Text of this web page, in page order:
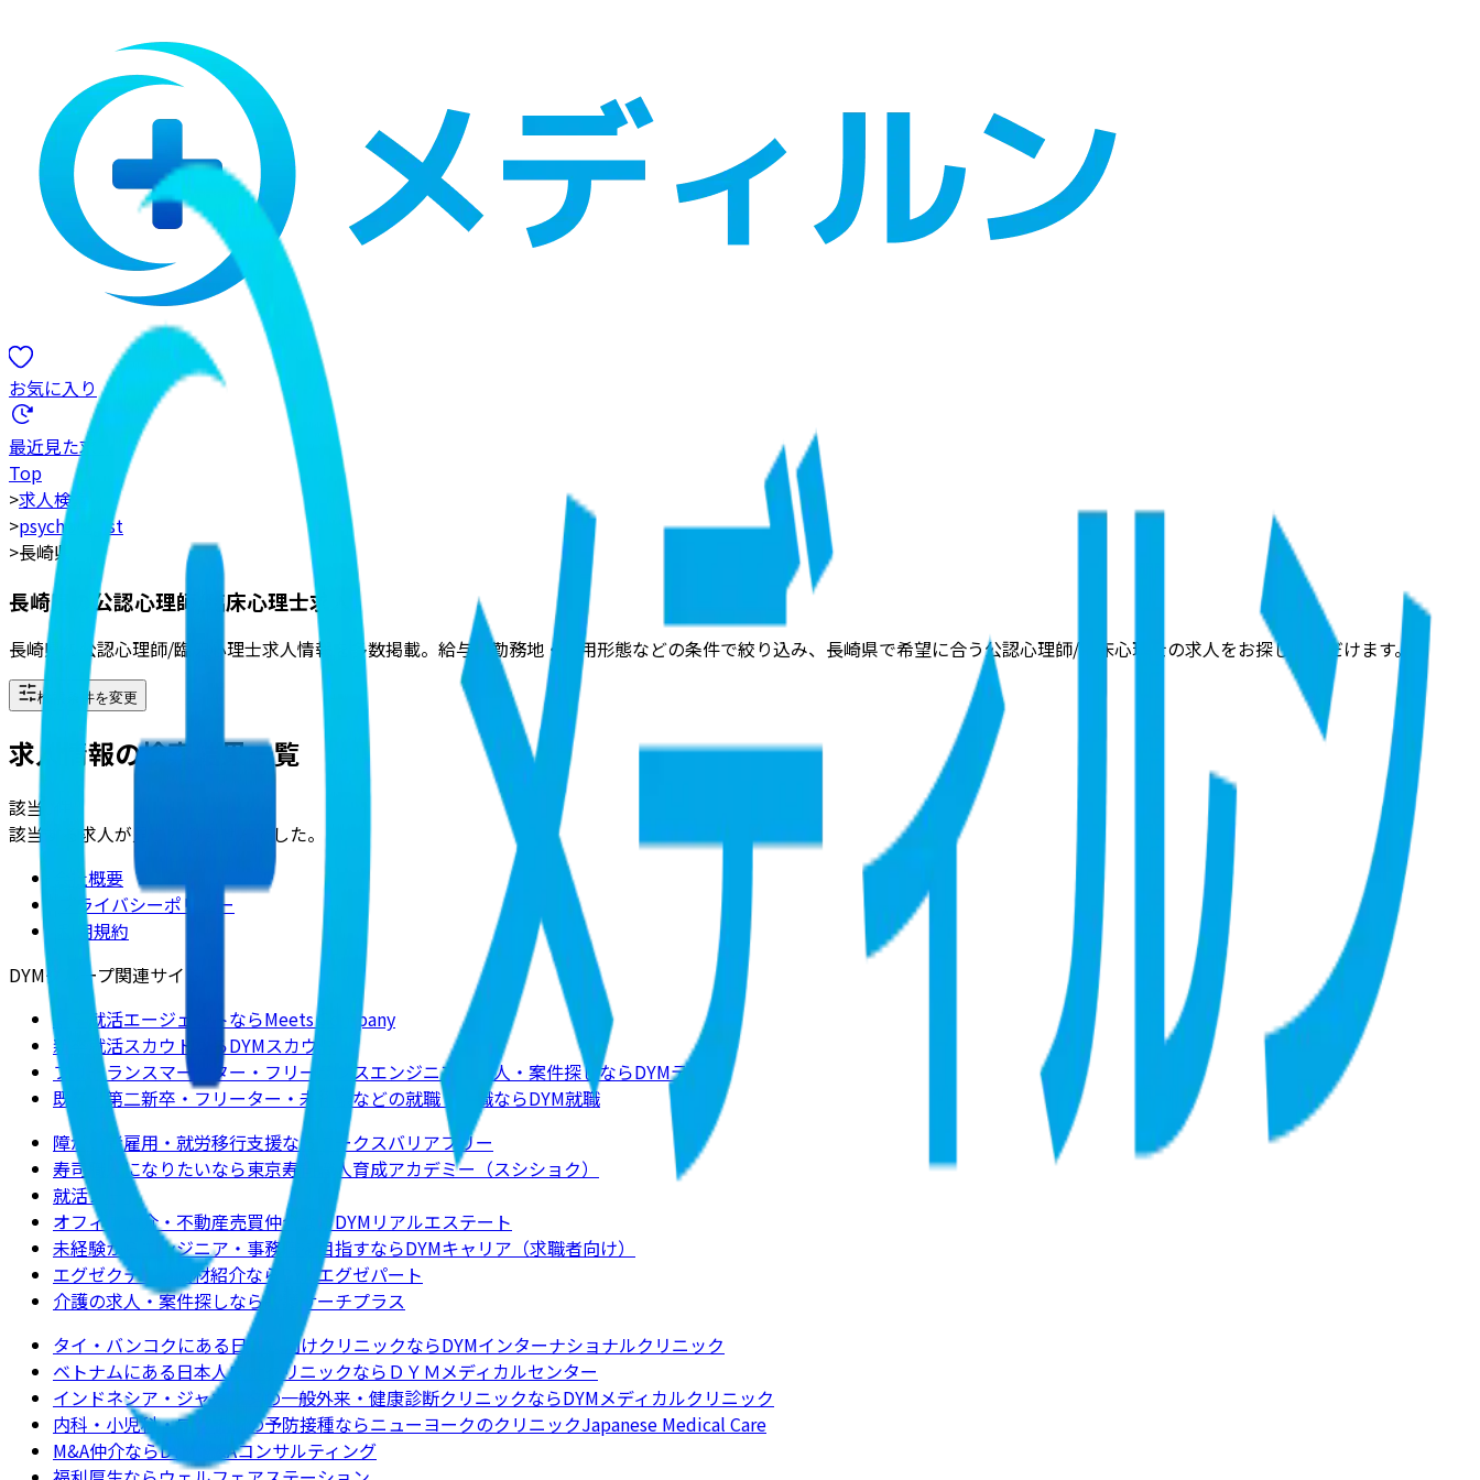
お気に入り
最近見た求人
Top
>求人検索
>psychologist
>長崎県
長崎県の公認心理師/臨床心理士求人
長崎県の公認心理師/臨床心理士求人情報を多数掲載。給与・勤務地・雇用形態などの条件で絞り込み、長崎県で希望に合う公認心理師/臨床心理士の求人をお探しいただけます。
検索条件を変更
求人情報の検索結果一覧
該当
該当する求人が見つかりませんでした。
会社概要
プライバシーポリシー
利用規約
DYMグループ関連サイト
新卒就活エージェントならMeets Company
新卒就活スカウトならDYMスカウト
フリーランスマーケター・フリーランスエンジニアの求人・案件探しならDYMテック
既卒・第二新卒・フリーター・未経験などの就職・転職ならDYM就職
障がい者雇用・就労移行支援ならワークスバリアフリー
寿司職人になりたいなら東京寿司職人育成アカデミー（スシショク）
就活ノート
オフィス仲介・不動産売買仲介ならDYMリアルエステート
未経験からエンジニア・事務職を目指すならDYMキャリア（求職者向け）
エグゼクティブ人材紹介ならDYMエグゼパート
介護の求人・案件探しなら介護サーチプラス
タイ・バンコクにある日本人向けクリニックならDYMインターナショナルクリニック
ベトナムにある日本人向けクリニックならＤＹＭメディカルセンター
インドネシア・ジャカルタの一般外来・健康診断クリニックならDYMメディカルクリニック
内科・小児科・ワクチンの予防接種ならニューヨークのクリニックJapanese Medical Care
M&A仲介ならDYM M&Aコンサルティング